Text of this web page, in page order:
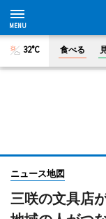
32°C 食べる
ニュース地図
三咲の文具店